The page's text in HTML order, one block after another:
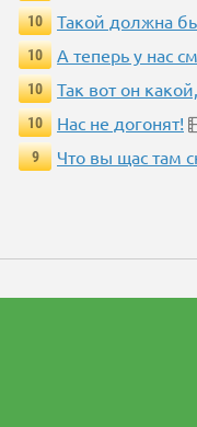
10
Такой должна
10
А теперь у нас
10
Так вот он
10
Нас не догонят!
9
Что вы щас там